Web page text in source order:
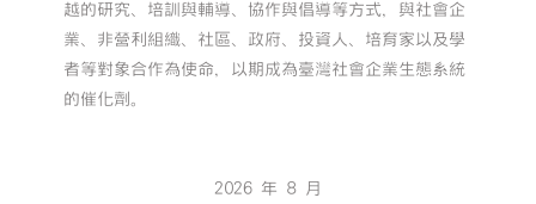
越的研究、培訓與輔導、協作與倡導等方式，與社會企
業、非營利組織、社區、政府、投資人、培育家以及學
者等對象合作為使命，以期成為臺灣社會企業生態系統
的催化劑。
2026 年 8 月